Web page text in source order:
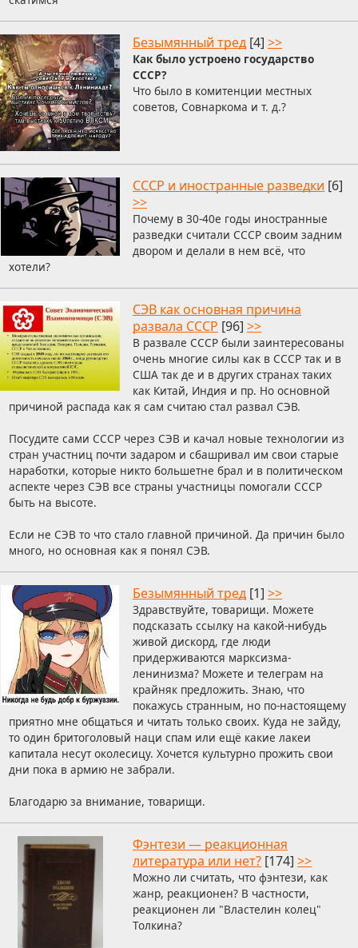
Безымянный тред [4] >>
Как было устроено государство
СССР?
Что было в комитенции местных
советов, Совнаркома и т. д.?
СССР и иностранные разведки [6]
>>
Почему в 30-40е годы иностранные
разведки считали СССР своим задним
двором и делали в нем всё, что
хотели?
СЭВ как основная причина
развала СССР [96] >>
В развале СССР были заинтересованы
очень многие силы как в СССР так и в
США так де и в других странах таких
как Китай, Индия и пр. Но основной
причиной распада как я сам считаю стал развал СЭВ.
Посудите сами СССР через СЭВ и качал новые технологии из
стран участниц почти задаром и сбашривал им свои старые
наработки, которые никто большетне брал и в политическом
аспекте через СЭВ все страны участницы помогали СССР
быть на высоте.
Если не СЭВ то что стало главной причиной. Да причин было
много, но основная как я понял СЭВ.
Безымянный тред [1] >>
Здравствуйте, товарищи. Можете
подсказать ссылку на какой-нибудь
живой дискорд, где люди
придерживаются марксизма-
ленинизма? Можете и телеграм на
крайняк предложить. Знаю, что
покажусь странным, но по-настоящему
приятно мне общаться и читать только своих. Куда не зайду,
то один бритоголовый наци спам или ещё какие лакеи
капитала несут околесицу. Хочется культурно прожить свои
дни пока в армию не забрали.
Благодарю за внимание, товарищи.
Фэнтези — реакционная
литература или нет? [174] >>
Можно ли считать, что фэнтези, как
жанр, реакционен? В частности,
реакционен ли "Властелин колец"
Толкина?